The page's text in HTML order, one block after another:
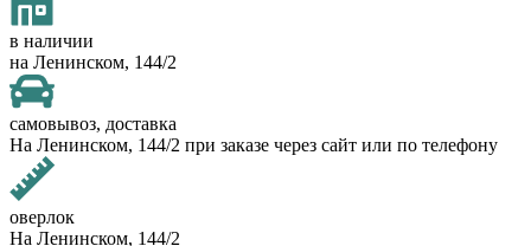
в наличии
на Ленинском, 144/2
самовывоз, доставка
На Ленинском, 144/2 при заказе через сайт или по телефону
оверлок
На Ленинском, 144/2